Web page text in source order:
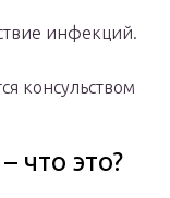
инфекций.
консульством
что это?